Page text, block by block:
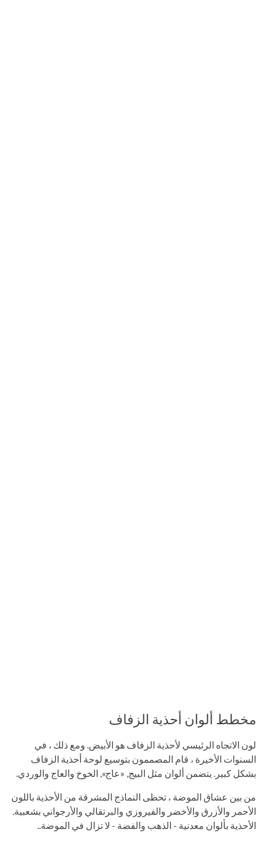
مخطط ألوان أحذية الزفاف
لون الاتجاه الرئيسي لأحذية الزفاف هو الأبيض. ومع ذلك ، في
السنوات الأخيرة ، قام المصممون بتوسيع لوحة أحذية الزفاف
بشكل كبير. يتضمن ألوان مثل البيج, «عاج», الخوخ والعاج والوردي.
من بين عشاق الموضة ، تحظى النماذج المشرقة من الأحذية باللون
الأحمر والأزرق والأخضر والفيروزي والبرتقالي والأرجواني بشعبية.
الأحذية بألوان معدنية - الذهب والفضة - لا تزال في الموضة..